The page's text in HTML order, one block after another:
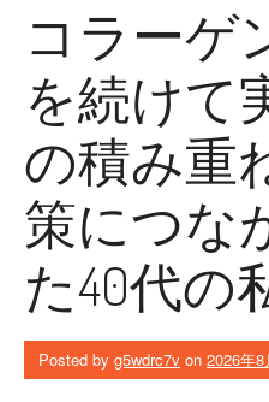
コラーゲ
を続けて
の積み重
策につな
た40代の
Posted by g5wdrc7v on 2026年8